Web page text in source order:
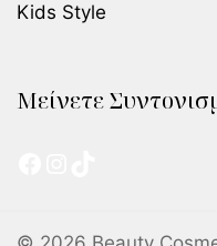
Kids Style
Μείνετε